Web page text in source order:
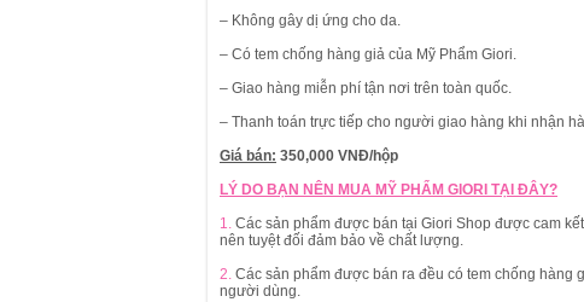
– Không gây dị ứng cho da.
– Có tem chống hàng giả của Mỹ Phẩm Giori.
– Giao hàng miễn phí tận nơi trên toàn quốc.
– Thanh toán trực tiếp cho người giao hàng khi nhận
Giá bán: 350,000 VNĐ/hộp
LÝ DO BẠN NÊN MUA MỸ PHẨM GIORI TẠI ĐÂY?
1. Các sản phẩm được bán tại Giori Shop được cam
nên tuyệt đối đảm bảo về chất lượng.
2. Các sản phẩm được bán ra đều có tem chống hàng
người dùng.